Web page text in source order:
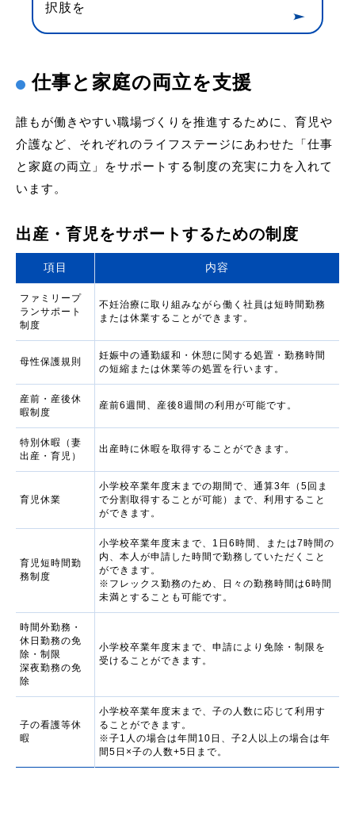
択肢を
仕事と家庭の両立を支援
誰もが働きやすい職場づくりを推進するために、育児や
介護など、それぞれのライフステージにあわせた「仕事
と家庭の両立」をサポートする制度の充実に力を入れて
います。
出産・育児をサポートするための制度
項⽬ 内容
ファミリープ
ランサポート
制度
不妊治療に取り組みながら働く社員は短時間勤務
または休業することができます。
⺟性保護規則
妊娠中の通勤緩和・休憩に関する処置・勤務時間
の短縮または休業等の処置を⾏います。
産前・産後休
暇制度
産前6週間、産後8週間の利⽤が可能です。
特別休暇（妻
出産・育児）
出産時に休暇を取得することができます。
育児休業
小学校卒業年度末までの期間で、通算3年（5回ま
で分割取得することが可能）まで、利用すること
ができます。
育児短時間勤
務制度
小学校卒業年度末まで、1日6時間、または7時間の
内、本人が申請した時間で勤務していただくこと
ができます。
※フレックス勤務のため、日々の勤務時間は6時間
未満とすることも可能です。
時間外勤務・
休⽇勤務の免
除・制限
深夜勤務の免
除
⼩学校卒業年度末まで、申請により免除・制限を
受けることができます。
子の看護等休
暇
小学校卒業年度末まで、子の人数に応じて利用す
ることができます。
※子1人の場合は年間10日、子2人以上の場合は年
間5日×子の人数+5日まで。